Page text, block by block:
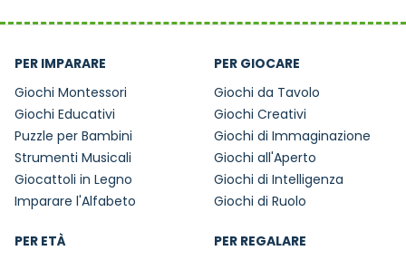
PER IMPARARE
Giochi Montessori
Giochi Educativi
Puzzle per Bambini
Strumenti Musicali
Giocattoli in Legno
Imparare l'Alfabeto
PER GIOCARE
Giochi da Tavolo
Giochi Creativi
Giochi di Immaginazione
Giochi all'Aperto
Giochi di Intelligenza
Giochi di Ruolo
PER ETÀ
PER REGALARE